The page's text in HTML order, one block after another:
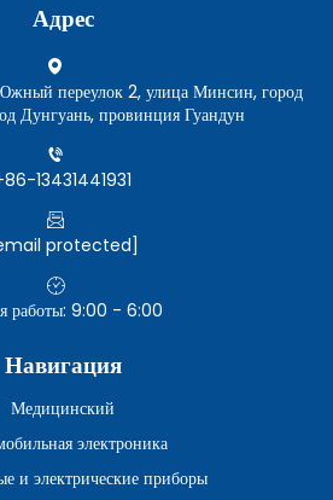
Адрес
переулок 2, улица Минсин, город
Дунгуань, провинция Гуандун
13431441931
protected]
работы: 9:00 - 6:00
Навигация
Медицинский
электроника
и электрические приборы